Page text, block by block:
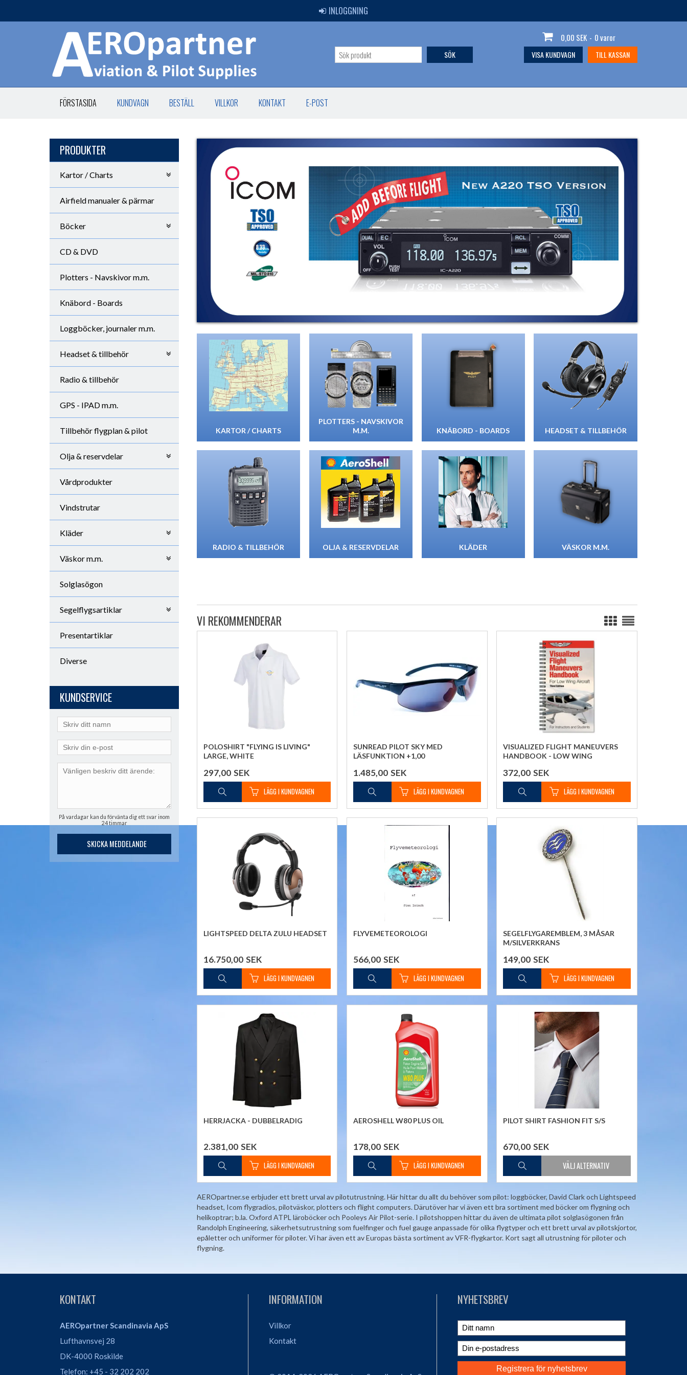
INLOGGNING
0,00 SEK - 0 varor
VISA KUNDVAGN TILL KASSAN
FÖRSTASIDA KUNDVAGN BESTÄLL VILLKOR KONTAKT E-POST
SÖK
PRODUKTER
Kartor / Charts
Airfield manualer & pärmar
Böcker
CD & DVD
Plotters - Navskivor m.m.
Knäbord - Boards
Loggböcker, journaler m.m.
Headset & tillbehör
Radio & tillbehör
GPS - IPAD m.m.
Tillbehör flygplan & pilot
Olja & reservdelar
Vårdprodukter
Vindstrutar
Kläder
Väskor m.m.
Solglasögon
Segelflygsartiklar
Presentartiklar
Diverse
KUNDSERVICE
På vardagar kan du förvänta dig ett svar inom
24 timmar
KARTOR / CHARTS
PLOTTERS - NAVSKIVOR
M.M.
KNÄBORD - BOARDS HEADSET & TILLBEHÖR
RADIO & TILLBEHÖR OLJA & RESERVDELAR KLÄDER VÄSKOR M.M.
VI REKOMMENDERAR
POLOSHIRT "FLYING IS LIVING"
LARGE, WHITE
297,00 SEK
SUNREAD PILOT SKY MED
LÄSFUNKTION +1,00
1.485,00 SEK
VISUALIZED FLIGHT MANEUVERS
HANDBOOK - LOW WING
372,00 SEK
LIGHTSPEED DELTA ZULU HEADSET
16.750,00 SEK
FLYVEMETEOROLOGI
566,00 SEK
SEGELFLYGAREMBLEM, 3 MÅSAR
M/SILVERKRANS
149,00 SEK
HERRJACKA - DUBBELRADIG
2.381,00 SEK
AEROSHELL W80 PLUS OIL
178,00 SEK
PILOT SHIRT FASHION FIT S/S
670,00 SEK
AEROpartner.se erbjuder ett brett urval av pilotutrustning. Här hittar du allt du behöver som pilot: loggböcker, David Clark och Lightspeed
headset, Icom flygradios, pilotväskor, plotters och flight computers. Därutöver har vi även ett bra sortiment med böcker om flygning och
helikoptrar; b.la. Oxford ATPL läroböcker och Pooleys Air Pilot-serie. I pilotshoppen hittar du även de ultimata pilot solglasögonen från
Randolph Engineering, säkerhetsutrustning som fuelfinger och fuel gauge anpassade för olika flygtyper och ett brett urval av pilotskjortor,
epåletter och uniformer för piloter. Vi har även ett av Europas bästa sortiment av VFR-flygkartor. Kort sagt all utrustning för piloter och
flygning.
KONTAKT
AEROpartner Scandinavia ApS
Lufthavnsvej 28
DK-4000 Roskilde
Telefon: +45 - 32 202 202
INFORMATION
Villkor
Kontakt
NYHETSBREV